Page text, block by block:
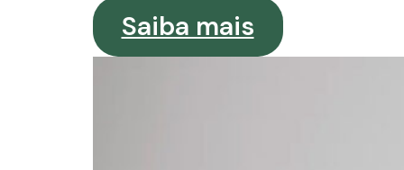
Saiba mais